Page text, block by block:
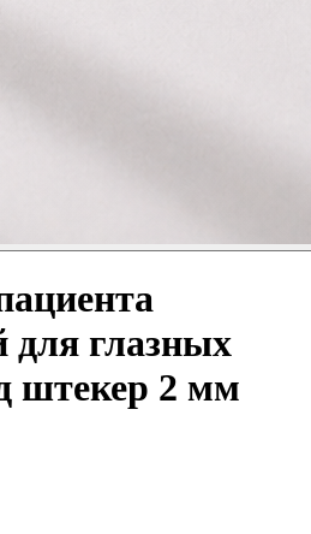
для глазных
штекер 2 мм